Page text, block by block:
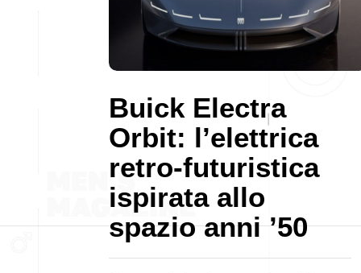
Buick Electra
Orbit: l’elettrica
retro-futuristica
ispirata allo
spazio anni ’50